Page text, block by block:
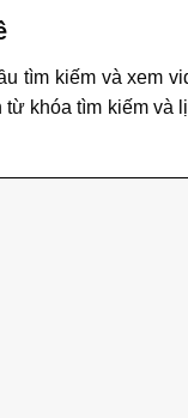
tìm kiếm và xem
khóa tìm kiếm và